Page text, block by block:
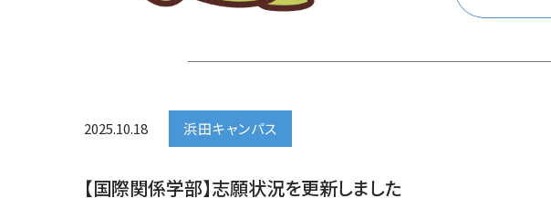
2025.10.18 浜田キャンパス
【国際関係学部】志願状況を更新しました